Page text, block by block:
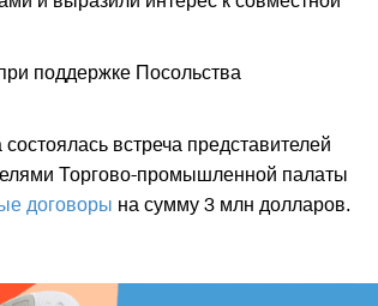
поддержке Посольства
встреча представителей
Торгово-промышленной палаты
договоры на сумму 3 млн долларов.